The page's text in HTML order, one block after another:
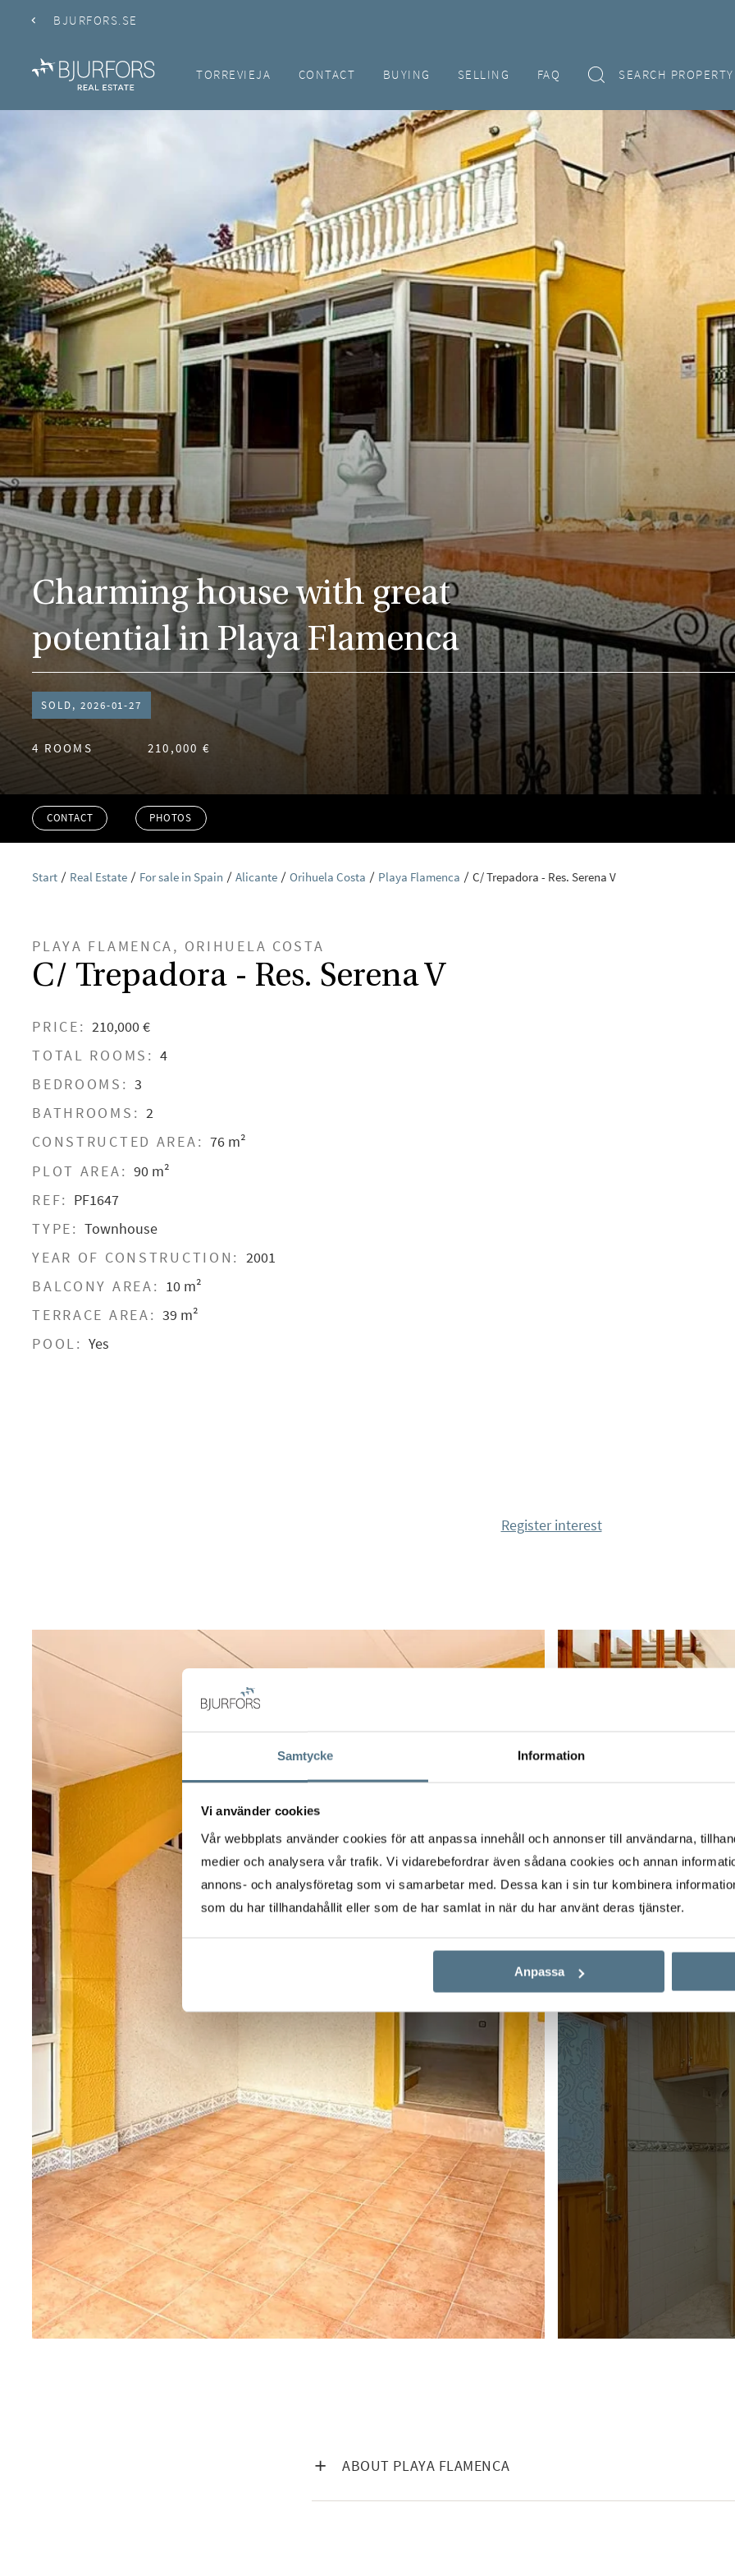
Samtycke Information
Vi använder cookies
Vår webbplats använder cookies för att anpassa innehåll och annonser till användarna,
medier och analysera vår trafik. Vi vidarebefordrar även sådana cookies och annan
annons- och analysföretag som vi samarbetar med. Dessa kan i sin tur kombinera
som du har tillhandahållit eller som de har samlat in när du har använt deras tjänster.
Anpassa
BJURFORS.SE
TORREVIEJA CONTACT BUYING SELLING FAQ SEARCH PROPERTY
Charming house with great
potential in Playa Flamenca
SOLD, 2026-01-27
4 ROOMS 210,000 €
CONTACT PHOTOS
Start Real Estate For sale in Spain Alicante Orihuela Costa Playa Flamenca C/ Trepadora - Res. Serena V
PLAYA FLAMENCA, ORIHUELA COSTA
C/ Trepadora - Res. Serena V
PRICE: 210,000 €
TOTAL ROOMS: 4
BEDROOMS: 3
BATHROOMS: 2
CONSTRUCTED AREA: 76 m²
PLOT AREA: 90 m²
REF: PF1647
TYPE: Townhouse
YEAR OF CONSTRUCTION: 2001
BALCONY AREA: 10 m²
TERRACE AREA: 39 m²
POOL: Yes
Register interest
ABOUT PLAYA FLAMENCA
VISA INNEHÅLL